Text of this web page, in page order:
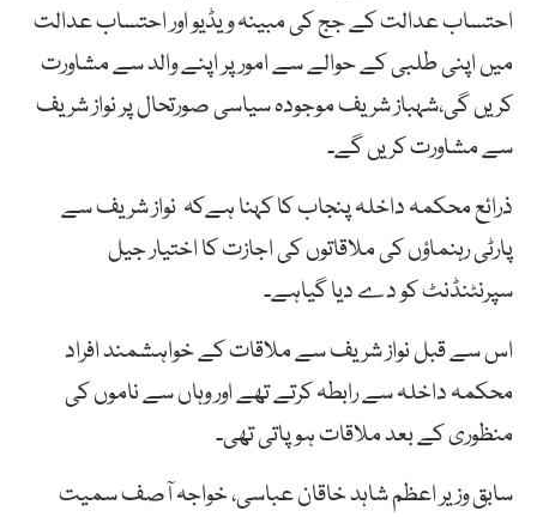
احتساب عدالت کے جج کی مبینہ ویڈیو اور احتساب عدالت
میں اپنی طلبی کے حوالے سے امورپر اپنے والد سے مشاورت
کریں گی،شہباز شریف موجودہ سیاسی صورتحال پر نواز شریف
سے مشاورت کریں گے۔
ذرائع محکمہ داخلہ پنجاب کا کہنا ہےکہ نواز شریف سے
پارٹی رہنماؤں کی ملاقاتوں کی اجازت کا اختیار جیل
سپرنٹنڈنٹ کو دے دیا گیاہے۔
اس سے قبل نواز شریف سے ملاقات کے خواہشمند افراد
محکمہ داخلہ سے رابطہ کرتے تھے اور وہاں سے ناموں کی
منظوری کے بعد ملاقات ہو پاتی تھی۔
سابق وزیر اعظم شاہد خاقان عباسی، خواجہ آصف سمیت